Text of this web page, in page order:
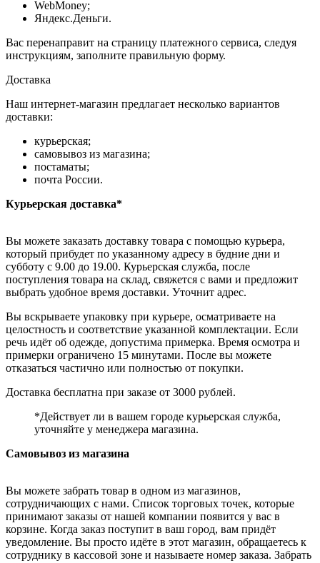
WebMoney;
Яндекс.Деньги.
Вас перенаправит на страницу платежного сервиса, следуя
инструкциям, заполните правильную форму.
Доставка
Наш интернет-магазин предлагает несколько вариантов
доставки:
курьерская;
самовывоз из магазина;
постаматы;
почта России.
Курьерская доставка*
Вы можете заказать доставку товара с помощью курьера,
который прибудет по указанному адресу в будние дни и
субботу с 9.00 до 19.00. Курьерская служба, после
поступления товара на склад, свяжется с вами и предложит
выбрать удобное время доставки. Уточнит адрес.
Вы вскрываете упаковку при курьере, осматриваете на
целостность и соответствие указанной комплектации. Если
речь идёт об одежде, допустима примерка. Время осмотра и
примерки ограничено 15 минутами. После вы можете
отказаться частично или полностью от покупки.
Доставка бесплатна при заказе от 3000 рублей.
*Действует ли в вашем городе курьерская служба,
уточняйте у менеджера магазина.
Самовывоз из магазина
Вы можете забрать товар в одном из магазинов,
сотрудничающих с нами. Список торговых точек, которые
принимают заказы от нашей компании появится у вас в
корзине. Когда заказ поступит в ваш город, вам придёт
уведомление. Вы просто идёте в этот магазин, обращаетесь к
сотруднику в кассовой зоне и называете номер заказа. Забрать